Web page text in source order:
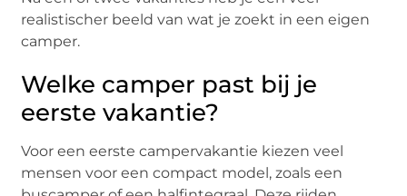
realistischer beeld van wat je zoekt in een eigen
camper.
Welke camper past bij je
eerste vakantie?
Voor een eerste campervakantie kiezen veel
mensen voor een compact model, zoals een